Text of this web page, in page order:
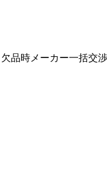
品時メーカー一括交